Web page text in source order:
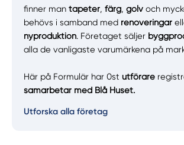
finner mantapeter,färg,golvoch
behövs i samband med renoveringar
nyproduktion. Företaget säljer
alla de vanligaste varumärkena på
Här på Formulär har 0stutförare
samarbetar med Blå Huset.
Utforska alla företag